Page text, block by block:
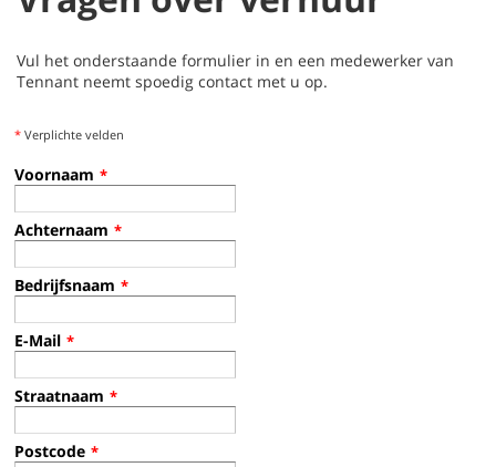
Vul het onderstaande formulier in en een medewerker van
Tennant neemt spoedig contact met u op.
* Verplichte velden
Voornaam *
Achternaam *
Bedrijfsnaam *
E-Mail *
Straatnaam *
Postcode *